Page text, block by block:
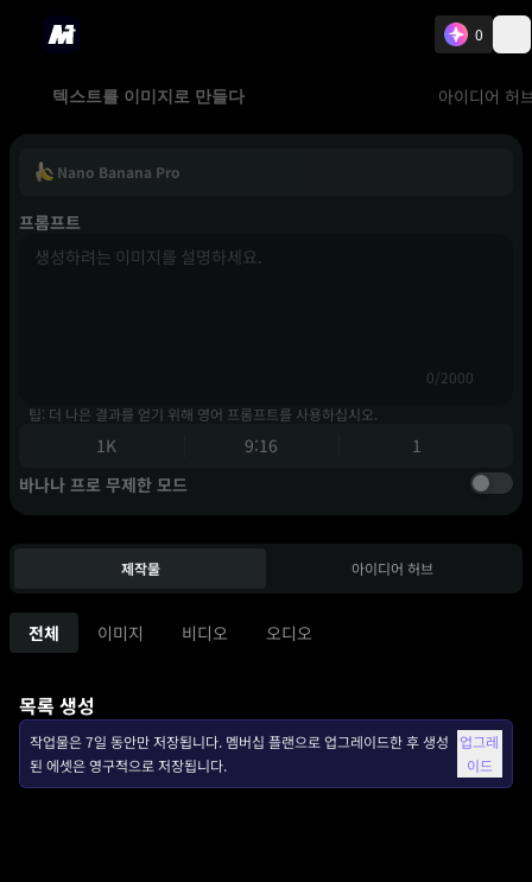
0
텍스트를 이미지로 만들다 아이디어 허
Nano Banana Pro
프롬프트
0/2000
팁: 더 나은 결과를 얻기 위해 영어 프롬프트를 사용하십시오.
1K 9:16
1
바나나 프로 무제한 모드
제작물 아이디어 허브
전체 이미지 비디오 오디오
목록 생성
작업물은 7일 동안만 저장됩니다. 멤버십 플랜으로 업그레이드한 후 생성
된 에셋은 영구적으로 저장됩니다.
업그레
이드